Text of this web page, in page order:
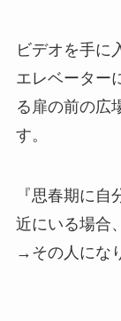
ビデオを手に
エレベーター
る扉の前の広
す。
『思春期に
近にいる場合
→その人にな